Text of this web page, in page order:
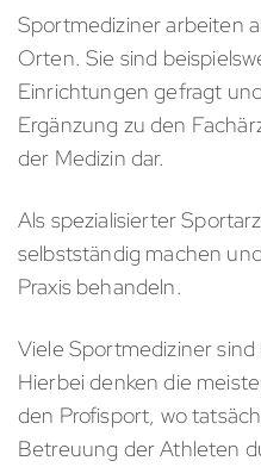
Sportmediziner arbeiten
Orten. Sie sind
Einrichtungen gefragt
Ergänzung zu den
der Medizin dar.
Als spezialisierter
selbstständig machen
Praxis behandeln.
Viele Sportmediziner
Hierbei denken die
den Profisport, wo
Betreuung der Athleten